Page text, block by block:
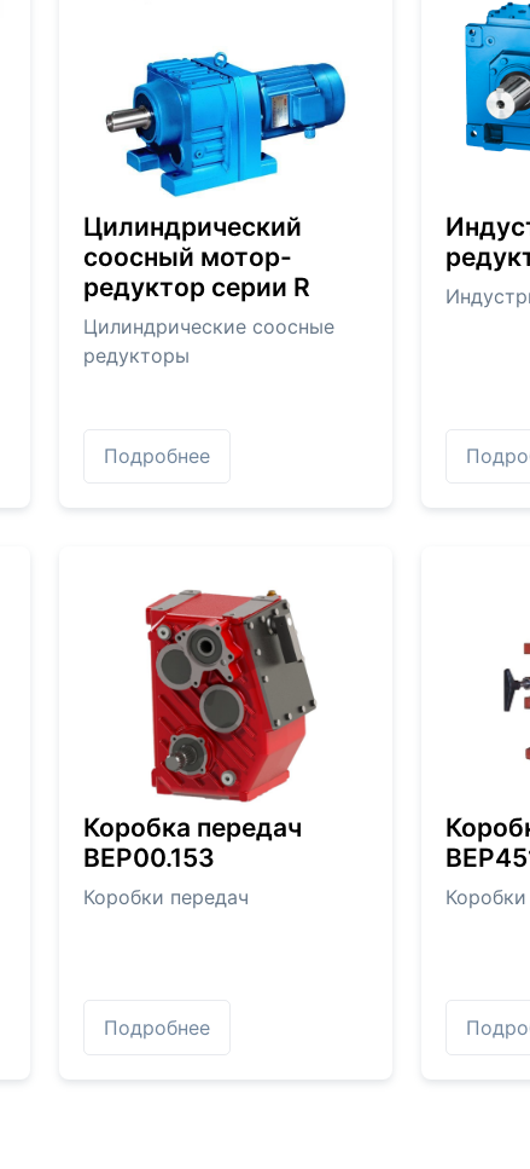
Цилиндрический
соосный мотор-
редуктор серии R
Цилиндрические соосные
редукторы
Подробнее
Коробка передач
BEP00.153
Коробки передач
Подробнее